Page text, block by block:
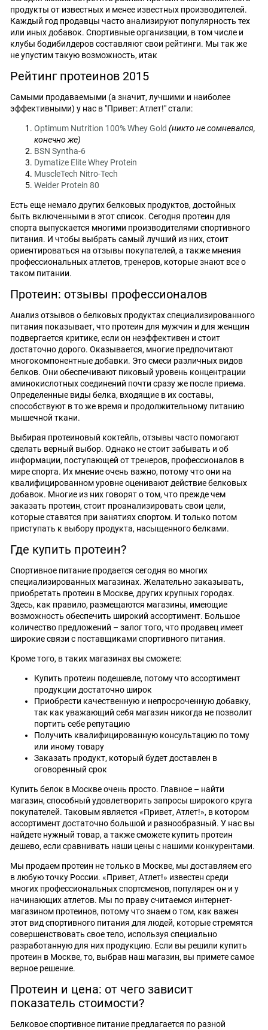
продукты от известных и менее известных производителей.
Каждый год продавцы часто анализируют популярность тех
или иных добавок. Спортивные организации, в том числе и
клубы бодибилдеров составляют свои рейтинги. Мы так же
не упустим такую возможность, итак
Рейтинг протеинов 2015
Самыми продаваемыми (а значит, лучшими и наиболее
эффективными) у нас в "Привет: Атлет!" стали:
Optimum Nutrition 100% Whey Gold (никто не сомневался,
конечно же)
BSN Syntha-6
Dymatize Elite Whey Protein
MuscleTech Nitro-Tech
Weider Protein 80
Есть еще немало других белковых продуктов, достойных
быть включенными в этот список. Сегодня протеин для
спорта выпускается многими производителями спортивного
питания. И чтобы выбрать самый лучший из них, стоит
ориентироваться на отзывы покупателей, а также мнения
профессиональных атлетов, тренеров, которые знают все о
таком питании.
Протеин: отзывы профессионалов
Анализ отзывов о белковых продуктах специализированного
питания показывает, что протеин для мужчин и для женщин
подвергается критике, если он неэффективен и стоит
достаточно дорого. Оказывается, многие предпочитают
многокомпонентные добавки. Это смеси различных видов
белков. Они обеспечивают пиковый уровень концентрации
аминокислотных соединений почти сразу же после приема.
Определенные виды белка, входящие в их составы,
способствуют в то же время и продолжительному питанию
мышечной ткани.
Выбирая протеиновый коктейль, отзывы часто помогают
сделать верный выбор. Однако не стоит забывать и об
информации, поступающей от тренеров, профессионалов в
мире спорта. Их мнение очень важно, потому что они на
квалифицированном уровне оценивают действие белковых
добавок. Многие из них говорят о том, что прежде чем
заказать протеин, стоит проанализировать свои цели,
которые ставятся при занятиях спортом. И только потом
приступать к выбору продукта, насыщенного белками.
Где купить протеин?
Спортивное питание продается сегодня во многих
специализированных магазинах. Желательно заказывать,
приобретать протеин в Москве, других крупных городах.
Здесь, как правило, размещаются магазины, имеющие
возможность обеспечить широкий ассортимент. Большое
количество предложений – залог того, что продавец имеет
широкие связи с поставщиками спортивного питания.
Кроме того, в таких магазинах вы сможете:
Купить протеин подешевле, потому что ассортимент
продукции достаточно широк
Приобрести качественную и непросроченную добавку,
так как уважающий себя магазин никогда не позволит
портить себе репутацию
Получить квалифицированную консультацию по тому
или иному товару
Заказать продукт, который будет доставлен в
оговоренный срок
Купить белок в Москве очень просто. Главное – найти
магазин, способный удовлетворить запросы широкого круга
покупателей. Таковым является «Привет, Атлет!», в котором
ассортимент достаточно большой и разнообразный. У нас вы
найдете нужный товар, а также сможете купить протеин
дешево, если сравнивать наши цены с нашими конкурентами.
Мы продаем протеин не только в Москве, мы доставляем его
в любую точку России. «Привет, Атлет!» известен среди
многих профессиональных спортсменов, популярен он и у
начинающих атлетов. Мы по праву считаемся интернет-
магазином протеинов, потому что знаем о том, как важен
этот вид спортивного питания для людей, которые стремятся
совершенствовать свое тело, используя специально
разработанную для них продукцию. Если вы решили купить
протеин в Москве, то, выбрав наш магазин, вы примете самое
верное решение.
Протеин и цена: от чего зависит
показатель стоимости?
Белковое спортивное питание предлагается по разной